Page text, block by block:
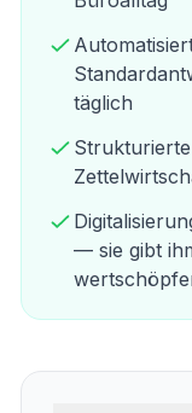
täglich
— sie gibt